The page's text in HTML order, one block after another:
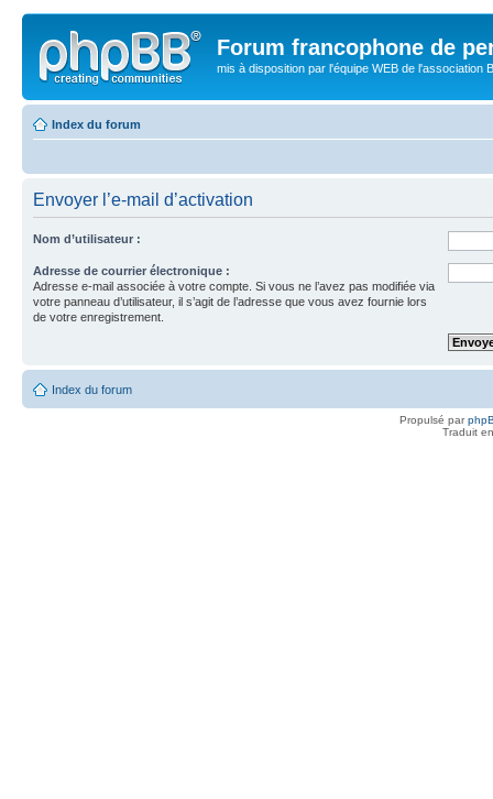
Forum francophone de
mis à disposition par l'équipe WEB de l'association
Index du forum
Envoyer l’e-mail d’activation
Nom d’utilisateur :
Adresse de courrier électronique :
Adresse e-mail associée à votre compte. Si vous ne l’avez pas modifiée via
votre panneau d’utilisateur, il s’agit de l’adresse que vous avez fournie lors
de votre enregistrement.
Index du forum
Propulsé par
Traduit